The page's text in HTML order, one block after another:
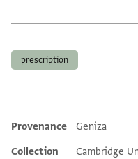
prescription
Additional metadata
Provenance
Geniza
Collection
Cambridge